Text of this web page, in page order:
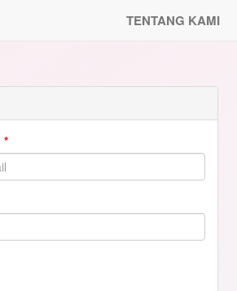
TENTANG KAMI
*